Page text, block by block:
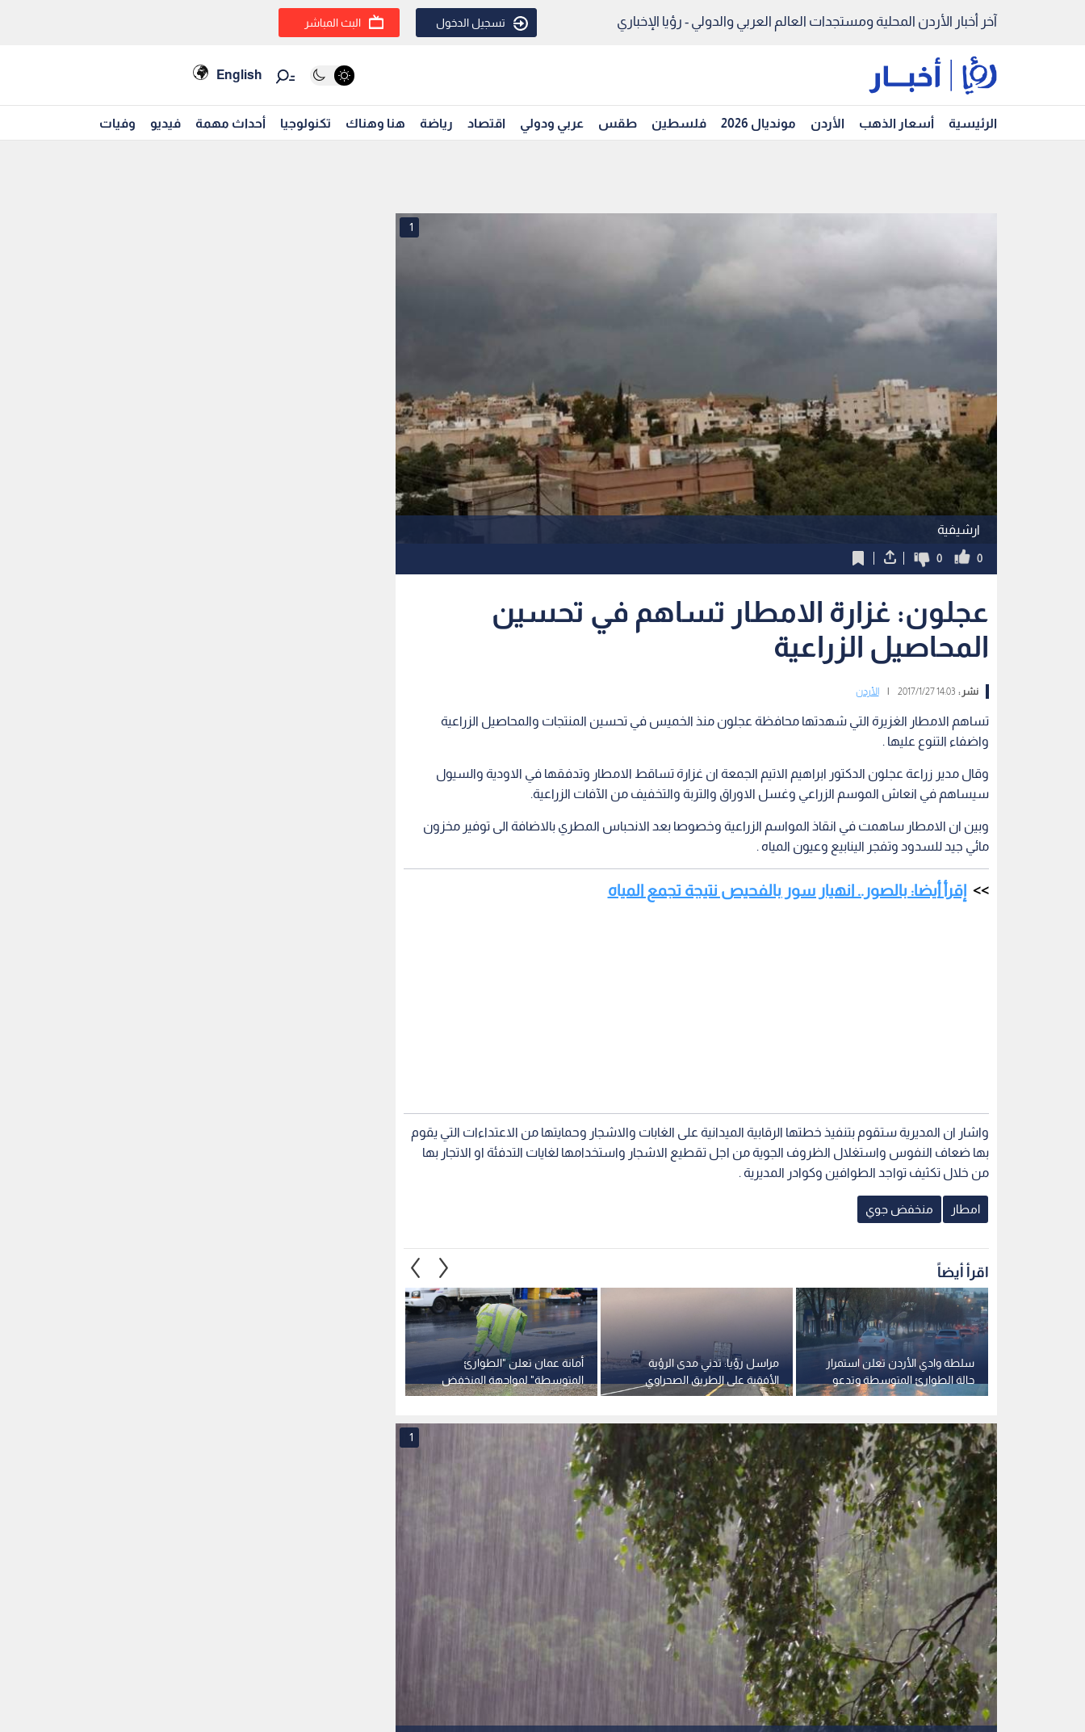
آخر أخبار الأردن المحلية ومستجدات العالم العربي والدولي - رؤيا الإخباري تسجيل الدخول البث المباشر
English
الرئيسية أسعار الذهب الأردن مونديال 2026 فلسطين طقس عربي ودولي اقتصاد رياضة هنا وهناك تكنولوجيا أحداث مهمة فيديو وفيات
ارشيفية
1
0
0
عجلون: غزارة الامطار تساهم في تحسين
المحاصيل الزراعية
نشر :14:03 2017/1/27 الأردن
تساهم الامطار الغزيرة التي شهدتها محافظة عجلون منذ الخميس في تحسين المنتجات والمحاصيل الزراعية
واضفاء التنوع عليها .
وقال مدير زراعة عجلون الدكتور ابراهيم الاتيم الجمعة ان غزارة تساقط الامطار وتدفقها في الاودية والسيول
سيساهم في انعاش الموسم الزراعي وغسل الاوراق والتربة والتخفيف من الآفات الزراعية.
وبين ان الامطار ساهمت في انقاذ المواسم الزراعية وخصوصا بعد الانحباس المطري بالاضافة الى توفير مخزون
مائي جيد للسدود وتفجر الينابيع وعيون المياه .
إقرأ أيضا: بالصور.. انهيار سور بالفحيص نتيجة تجمع المياه
واشار ان المديرية ستقوم بتنفيذ خطتها الرقابية الميدانية على الغابات والاشجار وحمايتها من الاعتداءات التي يقوم
بها ضعاف النفوس واستغلال الظروف الجوية من اجل تقطيع الاشجار واستخدامها لغايات التدفئة او الاتجار بها
من خلال تكثيف تواجد الطوافين وكوادر المديرية .
امطار منخفض جوي
اقرأ أيضاً
أمانة عمان تعلن "الطوارئ
المتوسطة" لمواجهة المنخفض
الجوي
مراسل رؤيا: تدني مدى الرؤية
الأفقية على الطريق الصحراوي
بسبب الغبار.. فيديو
سلطة وادي الأردن تعلن استمرار
حالة الطوارئ المتوسطة وتدعو
للحيطة والحذر
1